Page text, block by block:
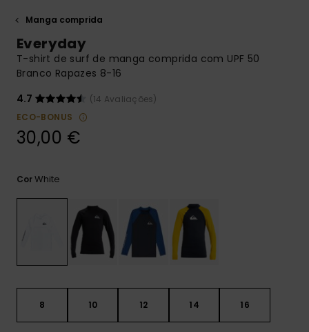
Encontra
respostas
perguntas
as FAQ
DESEJO
Manga comprida
Everyday
T-shirt de surf de manga comprida com UPF 50
Branco Rapazes 8-16
4.7
(14 Avaliações)
ECO-BONUS
30,00 €
CorWhite
8 10 12 14 16